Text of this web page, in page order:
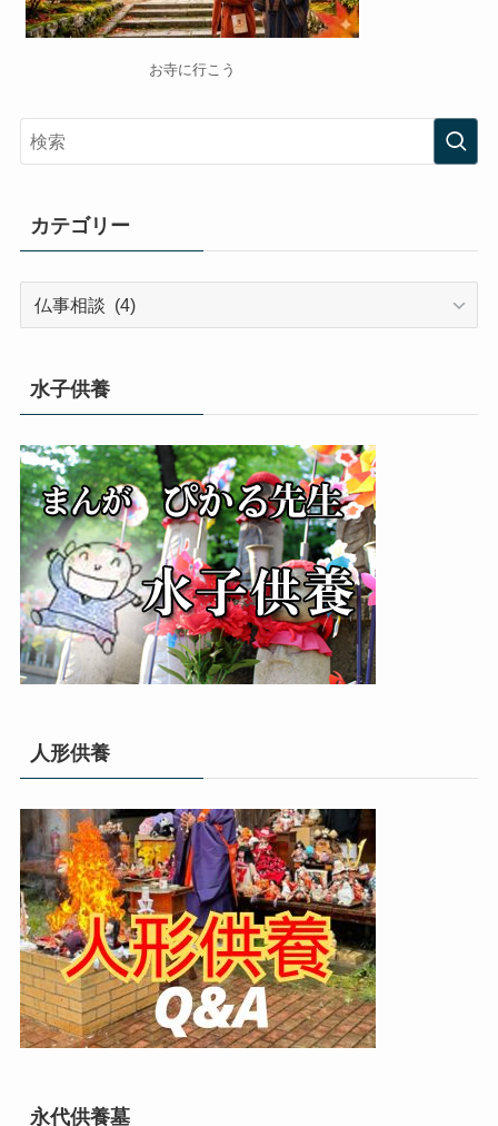
お寺に行こう
カテゴリー
水子供養
人形供養
永代供養墓